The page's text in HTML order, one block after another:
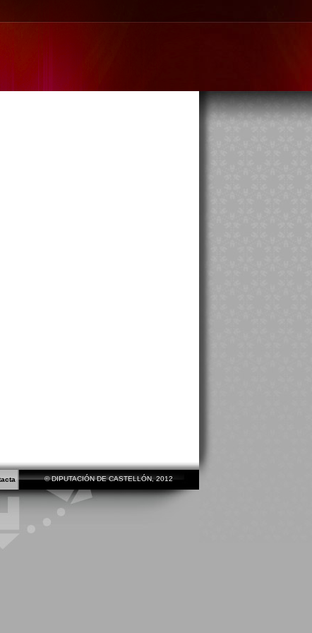
© DIPUTACIÓN DE CASTELLÓN, 2012